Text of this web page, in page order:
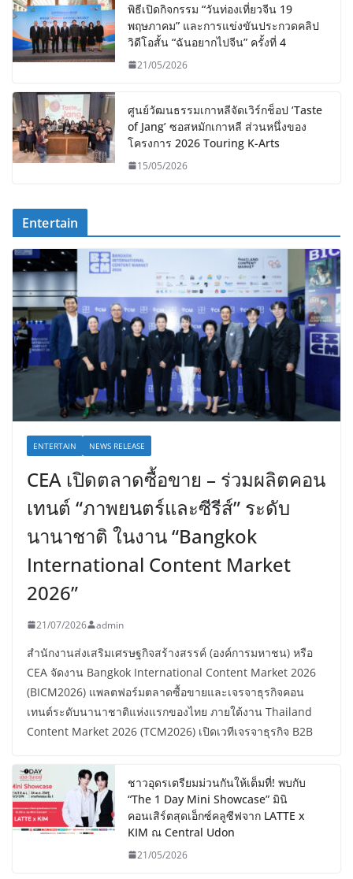
พิธีเปิดกิจกรรม “วันท่องเที่ยวจีน 19
พฤษภาคม” และการแข่งขันประกวดคลิป
วิดีโอสั้น “ฉันอยากไปจีน” ครั้งที่ 4
21/05/2026
ศูนย์วัฒนธรรมเกาหลีจัดเวิร์กช็อป ‘Taste
of Jang’ ซอสหมักเกาหลี ส่วนหนึ่งของ
โครงการ 2026 Touring K-Arts
15/05/2026
Entertain
ENTERTAIN NEWS RELEASE
CEA เปิดตลาดซื้อขาย – ร่วมผลิตคอน
เทนต์ “ภาพยนตร์และซีรีส์” ระดับ
นานาชาติ ในงาน “Bangkok
International Content Market
2026”
21/07/2026 admin
สำนักงานส่งเสริมเศรษฐกิจสร้างสรรค์ (องค์การมหาชน) หรือ
CEA จัดงาน Bangkok International Content Market 2026
(BICM2026) แพลตฟอร์มตลาดซื้อขายและเจรจาธุรกิจคอน
เทนต์ระดับนานาชาติแห่งแรกของไทย ภายใต้งาน Thailand
Content Market 2026 (TCM2026) เปิดเวทีเจรจาธุรกิจ B2B
ชาวอุดรเตรียมม่วนกันให้เต็มที่! พบกับ
“The 1 Day Mini Showcase” มินิ
คอนเสิร์ตสุดเอ็กซ์คลูซีฟจาก LATTE x
KIM ณ Central Udon
21/05/2026